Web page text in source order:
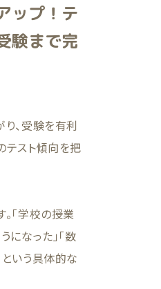
ップ！テ
験まで完
、受験を有利
テスト傾向を把
「学校の授業
なった」「数
いう具体的な